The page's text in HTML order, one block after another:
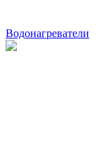
Водонагреватели